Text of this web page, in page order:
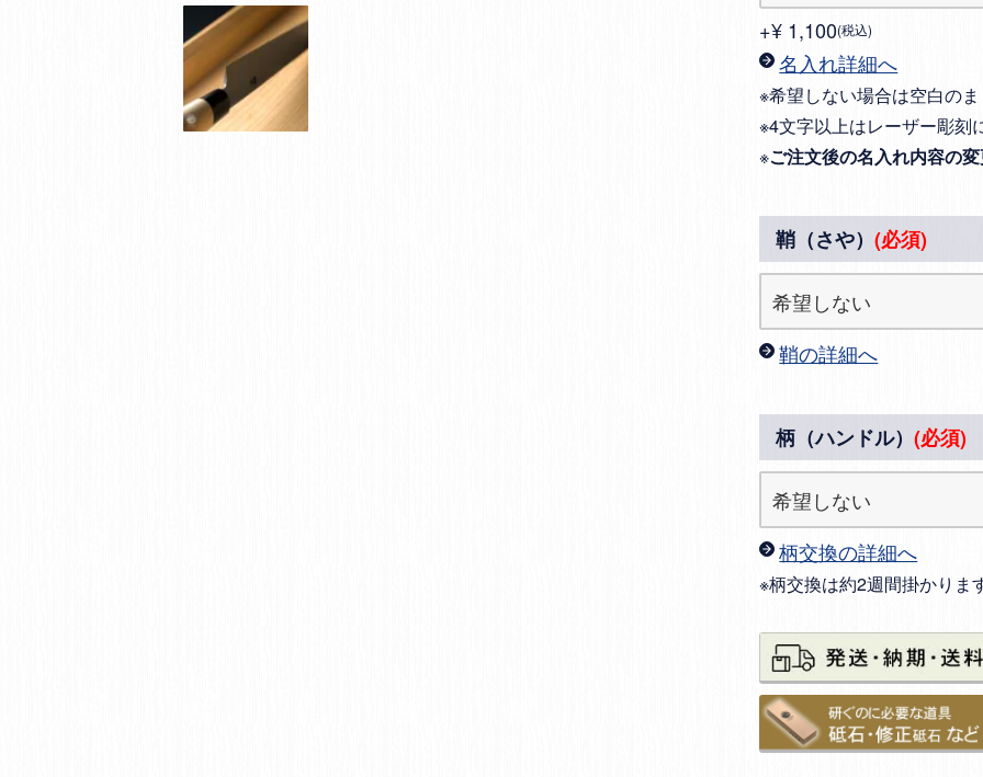
+¥ 1,100 税込
名入れ詳細へ
※希望しない場合は空白の
※4文字以上はレーザー彫刻
※ご注文後の名入れ内容の
鞘（さや）(必須)
鞘の詳細へ
柄（ハンドル）(必須)
柄交換の詳細へ
※柄交換は約2週間掛かりま